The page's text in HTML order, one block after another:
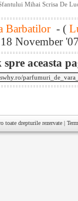
Mihai Scrisa De
Barbatilor- (
18 November '07
aceasta
toate drepturile rezervate |